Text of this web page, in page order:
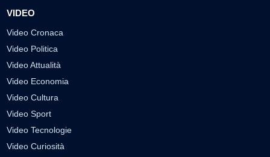
VIDEO
Video Cronaca
Video Politica
Video Attualità
Video Economia
Video Cultura
Video Sport
Video Tecnologie
Video Curiosità